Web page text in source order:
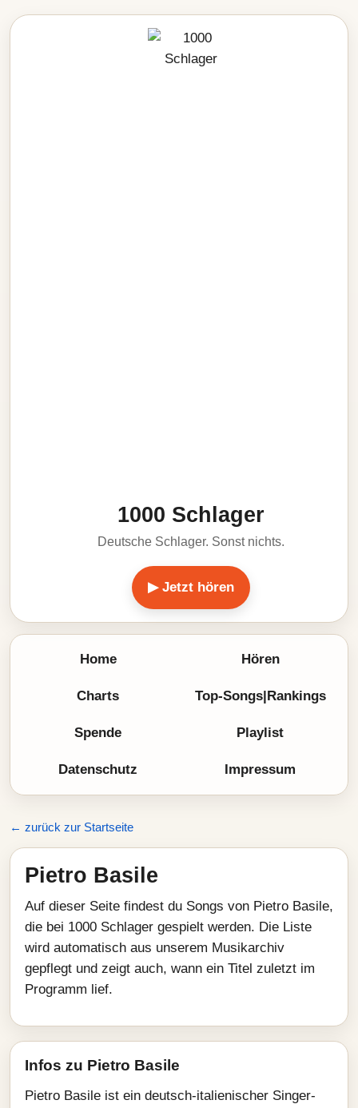
1000 Schlager
Deutsche Schlager. Sonst nichts.
▶ Jetzt hören
Home Hören
Charts Top-Songs|Rankings
Spende Playlist
Datenschutz Impressum
← zurück zur Startseite
Pietro Basile
Auf dieser Seite findest du Songs von Pietro Basile,
die bei 1000 Schlager gespielt werden. Die Liste
wird automatisch aus unserem Musikarchiv
gepflegt und zeigt auch, wann ein Titel zuletzt im
Programm lief.
Infos zu Pietro Basile
Pietro Basile ist ein deutsch-italienischer Singer-